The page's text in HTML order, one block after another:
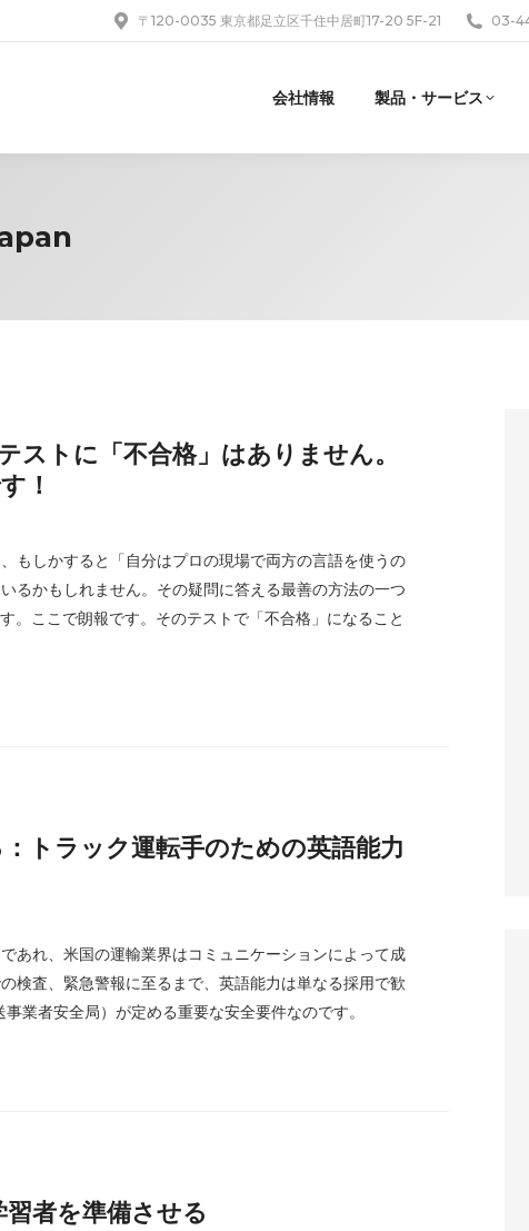
〒120-0035 東京都足立区千住中居町17-20 5F-21 03-
会社情報 製品・サービス
ストに「不合格」はありません。
！
もしかすると「自分はプロの現場で両方の言語を使うの
るかもしれません。その疑問に答える最善の方法の一つ
ここで朗報です。そのテストで「不合格」になること
トラック運転手のための英語能力
あれ、米国の運輸業界はコミュニケーションによって成
検査、緊急警報に至るまで、英語能力は単なる採用で歓
業者安全局）が定める重要な安全要件なのです。
者を準備させる